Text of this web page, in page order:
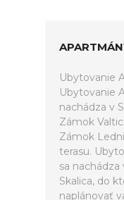
Ubytovanie
Ubytovanie
nachádza v
Zámok
Zámok
terasu.
sa
Skalica, do
naplánovať